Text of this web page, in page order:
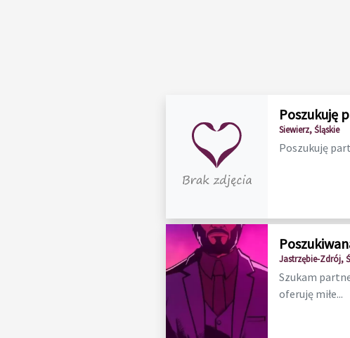
Poszukuję
Siewierz, Śląskie
Poszukuję
Jastrzębie-Zdrój,
Szukam
oferuję miłe...